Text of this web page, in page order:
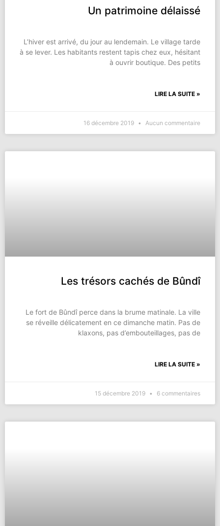
Un patrimoine délaissé
L’hiver est arrivé, du jour au lendemain. Le village tarde
à se lever. Les habitants restent tapis chez eux, hésitant
à ouvrir boutique. Des petits
LIRE LA SUITE »
16 décembre 2019 Aucun commentaire
Les trésors cachés de Bûndî
Le fort de Bûndî perce dans la brume matinale. La ville
se réveille délicatement en ce dimanche matin. Pas de
klaxons, pas d’embouteillages, pas de
LIRE LA SUITE »
15 décembre 2019 6 commentaires